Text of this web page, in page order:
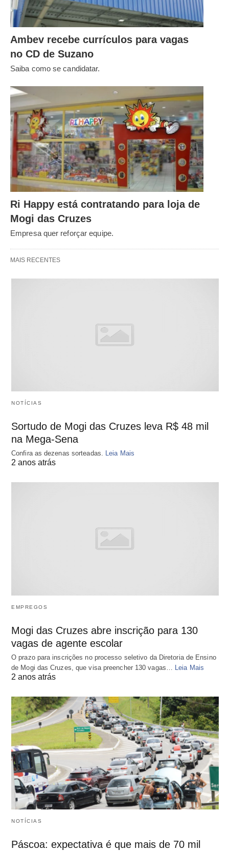
Ambev recebe currículos para vagas
no CD de Suzano
Saiba como se candidatar.
Ri Happy está contratando para loja de
Mogi das Cruzes
Empresa quer reforçar equipe.
MAIS RECENTES
NOTÍCIAS
Sortudo de Mogi das Cruzes leva R$ 48 mil
na Mega-Sena
Confira as dezenas sorteadas. Leia Mais
2 anos atrás
EMPREGOS
Mogi das Cruzes abre inscrição para 130
vagas de agente escolar
O prazo para inscrições no processo seletivo da Diretoria de Ensino
de Mogi das Cruzes, que visa preencher 130 vagas… Leia Mais
2 anos atrás
NOTÍCIAS
Páscoa: expectativa é que mais de 70 mil